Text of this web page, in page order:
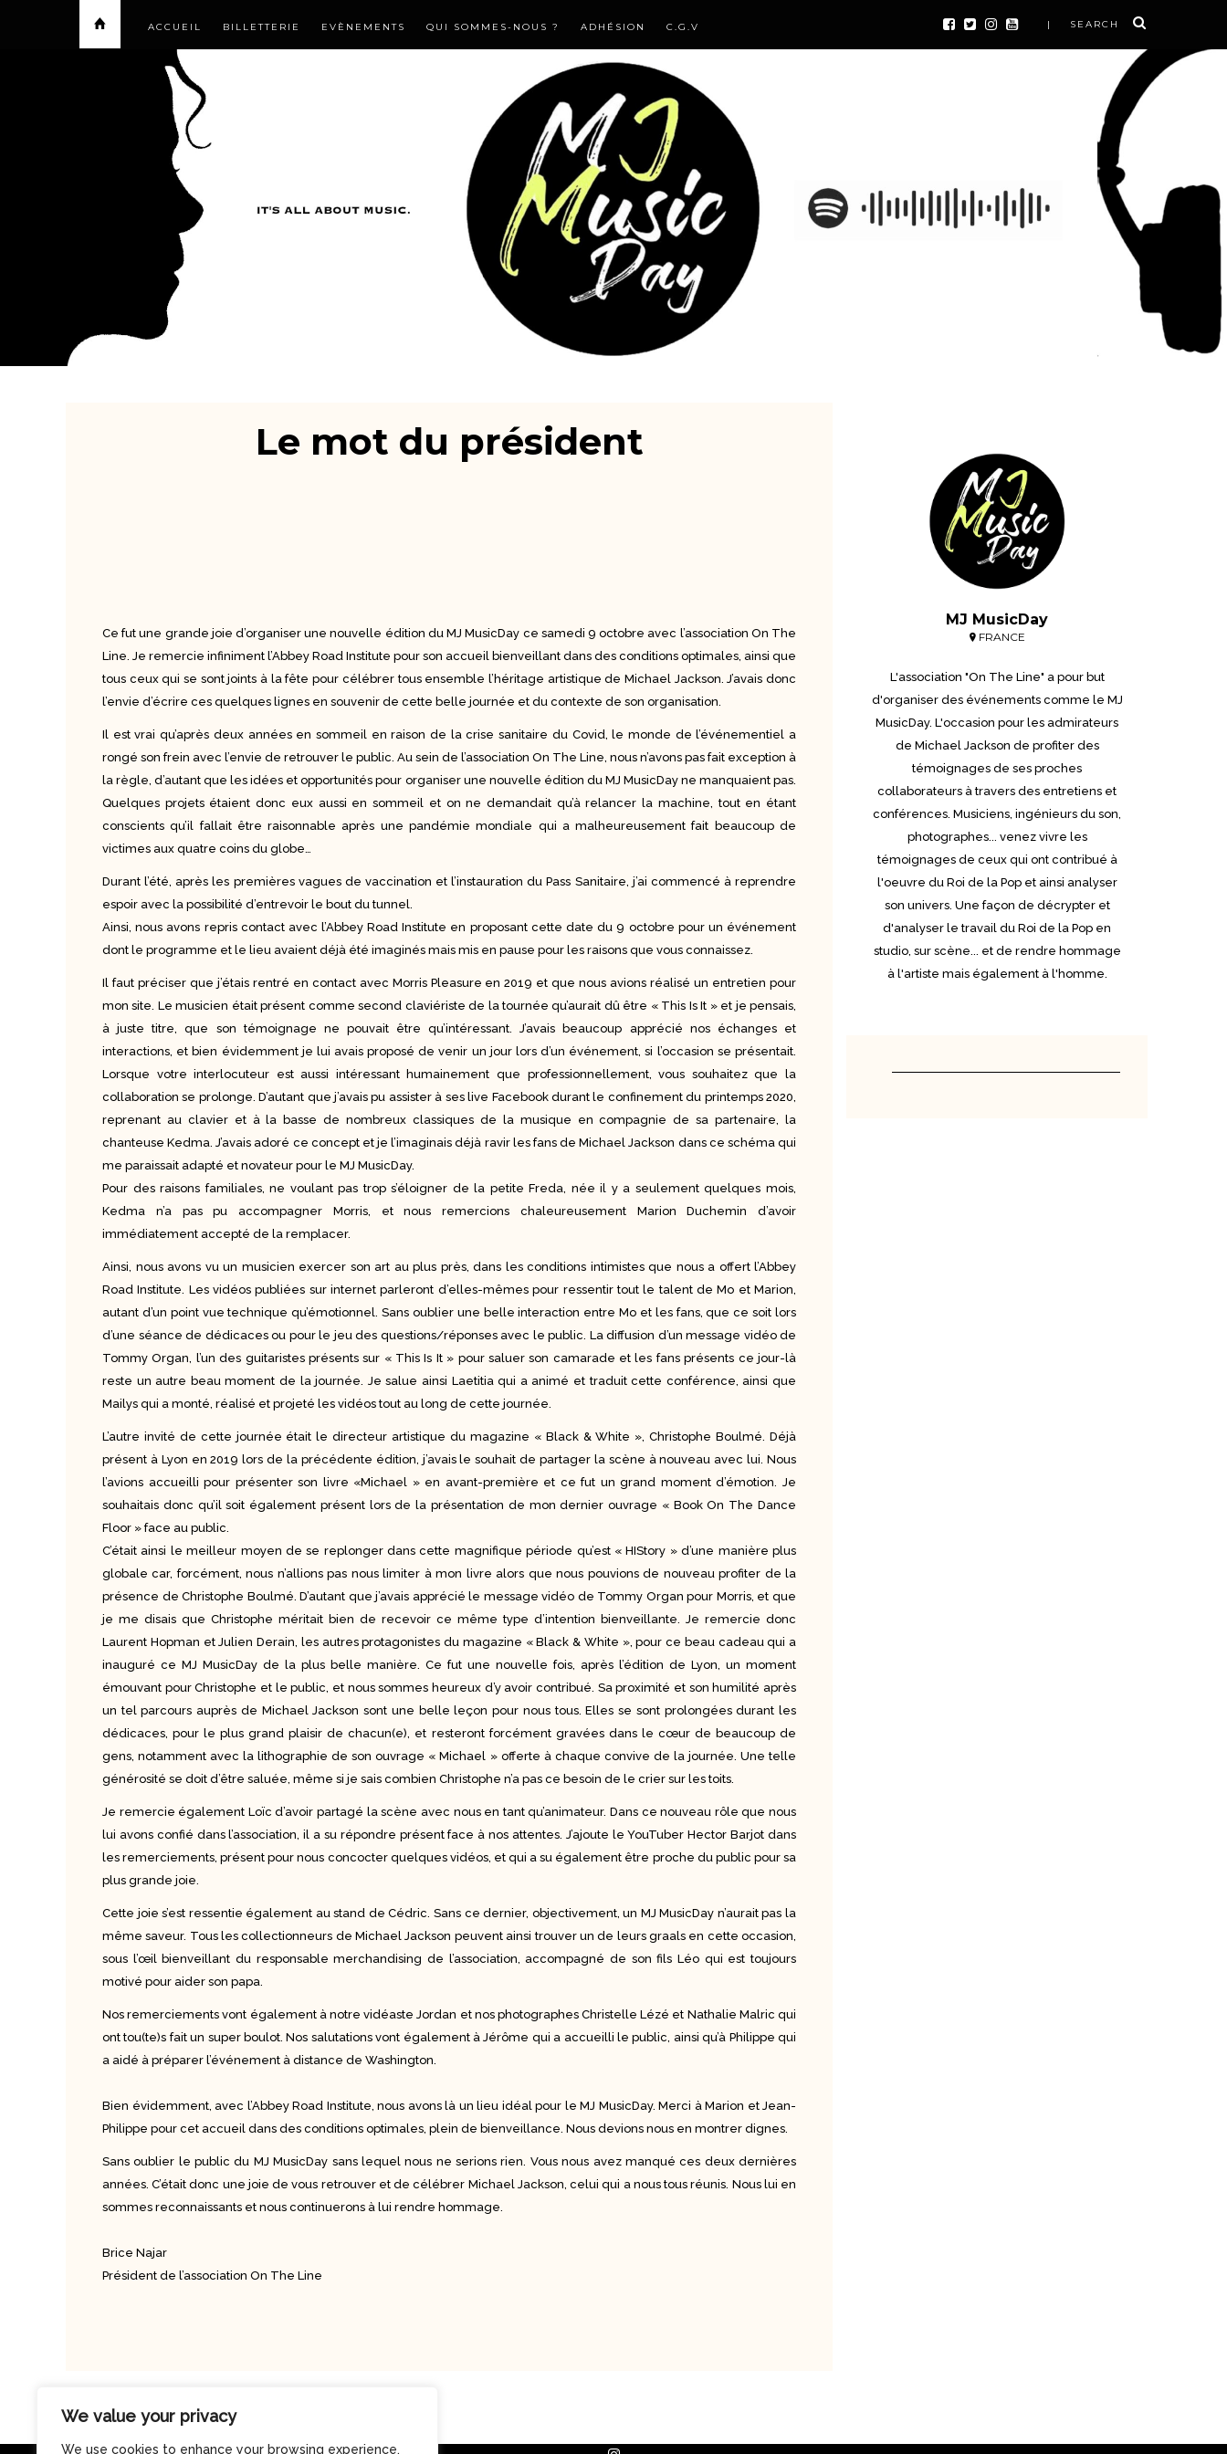
We value your privacy
We use cookies to enhance your browsing experience,
| SEARCH
ACCUEIL BILLETTERIE EVÈNEMENTS QUI SOMMES-NOUS ? ADHÉSION C.G.V
Le mot du président
Ce fut une grande joie d’organiser une nouvelle édition du MJ MusicDay ce samedi 9 octobre avec l’association On The
Line. Je remercie infiniment l’Abbey Road Institute pour son accueil bienveillant dans des conditions optimales, ainsi que
tous ceux qui se sont joints à la fête pour célébrer tous ensemble l’héritage artistique de Michael Jackson. J’avais donc
l’envie d’écrire ces quelques lignes en souvenir de cette belle journée et du contexte de son organisation.
Il est vrai qu’après deux années en sommeil en raison de la crise sanitaire du Covid, le monde de l’événementiel a
rongé son frein avec l’envie de retrouver le public. Au sein de l’association On The Line, nous n’avons pas fait exception à
la règle, d’autant que les idées et opportunités pour organiser une nouvelle édition du MJ MusicDay ne manquaient pas.
Quelques projets étaient donc eux aussi en sommeil et on ne demandait qu’à relancer la machine, tout en étant
conscients qu’il fallait être raisonnable après une pandémie mondiale qui a malheureusement fait beaucoup de
victimes aux quatre coins du globe…
Durant l’été, après les premières vagues de vaccination et l’instauration du Pass Sanitaire, j’ai commencé à reprendre
espoir avec la possibilité d’entrevoir le bout du tunnel.
Ainsi, nous avons repris contact avec l’Abbey Road Institute en proposant cette date du 9 octobre pour un événement
dont le programme et le lieu avaient déjà été imaginés mais mis en pause pour les raisons que vous connaissez.
Il faut préciser que j’étais rentré en contact avec Morris Pleasure en 2019 et que nous avions réalisé un entretien pour
mon site. Le musicien était présent comme second claviériste de la tournée qu’aurait dû être « This Is It » et je pensais,
à juste titre, que son témoignage ne pouvait être qu’intéressant. J’avais beaucoup apprécié nos échanges et
interactions, et bien évidemment je lui avais proposé de venir un jour lors d’un événement, si l’occasion se présentait.
Lorsque votre interlocuteur est aussi intéressant humainement que professionnellement, vous souhaitez que la
collaboration se prolonge. D’autant que j’avais pu assister à ses live Facebook durant le confinement du printemps 2020,
reprenant au clavier et à la basse de nombreux classiques de la musique en compagnie de sa partenaire, la
chanteuse Kedma. J’avais adoré ce concept et je l’imaginais déjà ravir les fans de Michael Jackson dans ce schéma qui
me paraissait adapté et novateur pour le MJ MusicDay.
Pour des raisons familiales, ne voulant pas trop s’éloigner de la petite Freda, née il y a seulement quelques mois,
Kedma n’a pas pu accompagner Morris, et nous remercions chaleureusement Marion Duchemin d’avoir
immédiatement accepté de la remplacer.
Ainsi, nous avons vu un musicien exercer son art au plus près, dans les conditions intimistes que nous a offert l’Abbey
Road Institute. Les vidéos publiées sur internet parleront d’elles-mêmes pour ressentir tout le talent de Mo et Marion,
autant d’un point vue technique qu’émotionnel. Sans oublier une belle interaction entre Mo et les fans, que ce soit lors
d’une séance de dédicaces ou pour le jeu des questions/réponses avec le public. La diffusion d’un message vidéo de
Tommy Organ, l’un des guitaristes présents sur « This Is It » pour saluer son camarade et les fans présents ce jour-là
reste un autre beau moment de la journée. Je salue ainsi Laetitia qui a animé et traduit cette conférence, ainsi que
Mailys qui a monté, réalisé et projeté les vidéos tout au long de cette journée.
L’autre invité de cette journée était le directeur artistique du magazine « Black & White », Christophe Boulmé. Déjà
présent à Lyon en 2019 lors de la précédente édition, j’avais le souhait de partager la scène à nouveau avec lui. Nous
l’avions accueilli pour présenter son livre «Michael » en avant-première et ce fut un grand moment d’émotion. Je
souhaitais donc qu’il soit également présent lors de la présentation de mon dernier ouvrage « Book On The Dance
Floor » face au public.
C’était ainsi le meilleur moyen de se replonger dans cette magnifique période qu’est « HIStory » d’une manière plus
globale car, forcément, nous n’allions pas nous limiter à mon livre alors que nous pouvions de nouveau profiter de la
présence de Christophe Boulmé. D’autant que j’avais apprécié le message vidéo de Tommy Organ pour Morris, et que
je me disais que Christophe méritait bien de recevoir ce même type d’intention bienveillante. Je remercie donc
Laurent Hopman et Julien Derain, les autres protagonistes du magazine « Black & White », pour ce beau cadeau qui a
inauguré ce MJ MusicDay de la plus belle manière. Ce fut une nouvelle fois, après l’édition de Lyon, un moment
émouvant pour Christophe et le public, et nous sommes heureux d’y avoir contribué. Sa proximité et son humilité après
un tel parcours auprès de Michael Jackson sont une belle leçon pour nous tous. Elles se sont prolongées durant les
dédicaces, pour le plus grand plaisir de chacun(e), et resteront forcément gravées dans le cœur de beaucoup de
gens, notamment avec la lithographie de son ouvrage « Michael » offerte à chaque convive de la journée. Une telle
générosité se doit d’être saluée, même si je sais combien Christophe n’a pas ce besoin de le crier sur les toits.
Je remercie également Loïc d’avoir partagé la scène avec nous en tant qu’animateur. Dans ce nouveau rôle que nous
lui avons confié dans l’association, il a su répondre présent face à nos attentes. J’ajoute le YouTuber Hector Barjot dans
les remerciements, présent pour nous concocter quelques vidéos, et qui a su également être proche du public pour sa
plus grande joie.
Cette joie s’est ressentie également au stand de Cédric. Sans ce dernier, objectivement, un MJ MusicDay n’aurait pas la
même saveur. Tous les collectionneurs de Michael Jackson peuvent ainsi trouver un de leurs graals en cette occasion,
sous l’œil bienveillant du responsable merchandising de l’association, accompagné de son fils Léo qui est toujours
motivé pour aider son papa.
Nos remerciements vont également à notre vidéaste Jordan et nos photographes Christelle Lézé et Nathalie Malric qui
ont tou(te)s fait un super boulot. Nos salutations vont également à Jérôme qui a accueilli le public, ainsi qu’à Philippe qui
a aidé à préparer l’événement à distance de Washington.
Bien évidemment, avec l’Abbey Road Institute, nous avons là un lieu idéal pour le MJ MusicDay. Merci à Marion et Jean-
Philippe pour cet accueil dans des conditions optimales, plein de bienveillance. Nous devions nous en montrer dignes.
Sans oublier le public du MJ MusicDay sans lequel nous ne serions rien. Vous nous avez manqué ces deux dernières
années. C’était donc une joie de vous retrouver et de célébrer Michael Jackson, celui qui a nous tous réunis. Nous lui en
sommes reconnaissants et nous continuerons à lui rendre hommage.
Brice Najar
Président de l’association On The Line
MJ MusicDay
FRANCE
L'association "On The Line" a pour but
d'organiser des événements comme le MJ
MusicDay. L'occasion pour les admirateurs
de Michael Jackson de profiter des
témoignages de ses proches
collaborateurs à travers des entretiens et
conférences. Musiciens, ingénieurs du son,
photographes... venez vivre les
témoignages de ceux qui ont contribué à
l'oeuvre du Roi de la Pop et ainsi analyser
son univers. Une façon de décrypter et
d'analyser le travail du Roi de la Pop en
studio, sur scène... et de rendre hommage
à l'artiste mais également à l'homme.